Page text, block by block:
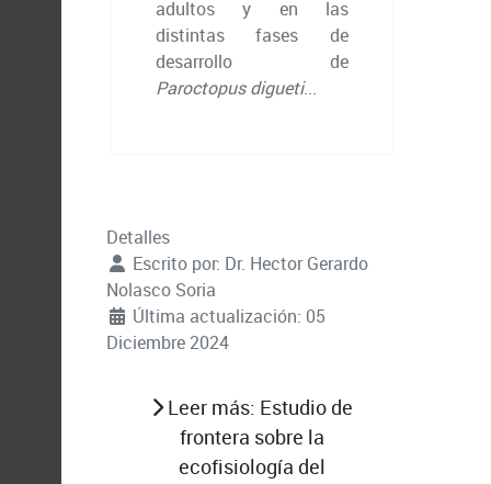
adultos y en las
distintas fases de
desarrollo de
Paroctopus digueti...
Detalles
Escrito por: Dr. Hector Gerardo
Nolasco Soria
Última actualización: 05
Diciembre 2024
Leer más: Estudio de
frontera sobre la
ecofisiología del